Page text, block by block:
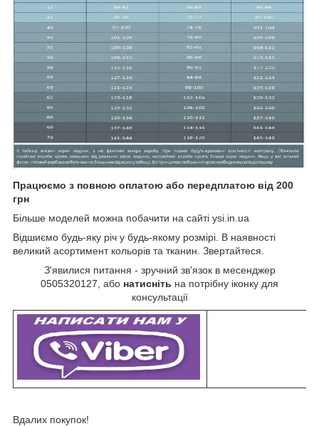
Працюємо з повною оплатою або передплатою від 200
грн
Більше моделей можна побачити на сайті ysi.in.ua
Відшиємо будь-яку річ у будь-якому розмірі. В наявності
великий асортимент кольорів та тканин. Звертайтеся.
З'явилися питання - зручний зв'язок в месенджер
0505320127, або натисніть на потрібну іконку для
консультації
Вдалих покупок!